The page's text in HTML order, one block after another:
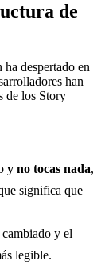
de
ha despertado en
han
de los Story
y no tocas nada,
significa que
y el
legible.